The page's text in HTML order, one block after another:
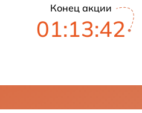
Конец акции
01:13:41